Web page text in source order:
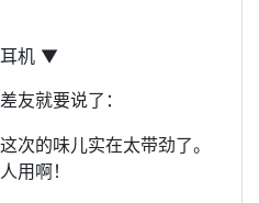
耳机 ▼
友就要说了：
用啊！